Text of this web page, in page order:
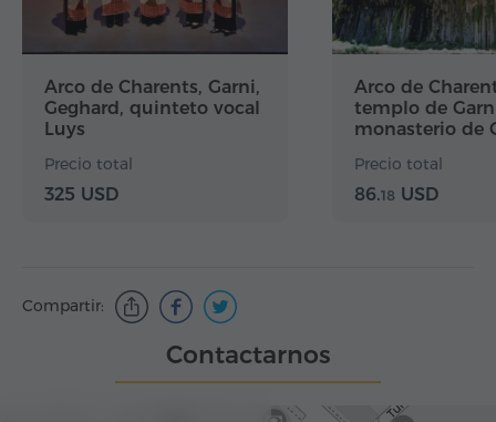
Arco de Charents, Garni,
Geghard, quinteto vocal
Luys
Precio total
325 USD
Arco de
templo de
monasterio de
Precio total
86.18 USD
Compartir:
Contactarnos